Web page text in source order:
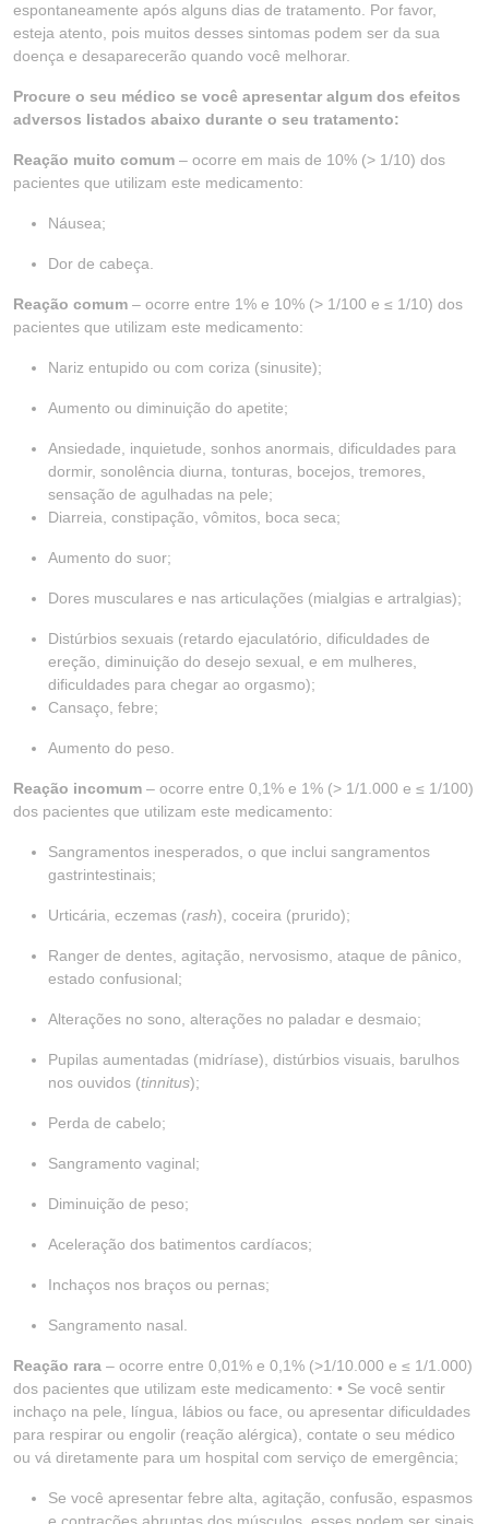
espontaneamente após alguns dias de tratamento. Por favor,
esteja atento, pois muitos desses sintomas podem ser da sua
doença e desaparecerão quando você melhorar.
Procure o seu médico se você apresentar algum dos efeitos
adversos listados abaixo durante o seu tratamento:
Reação muito comum – ocorre em mais de 10% (> 1/10) dos
pacientes que utilizam este medicamento:
Náusea;
Dor de cabeça.
Reação comum – ocorre entre 1% e 10% (> 1/100 e ≤ 1/10) dos
pacientes que utilizam este medicamento:
Nariz entupido ou com coriza (sinusite);
Aumento ou diminuição do apetite;
Ansiedade, inquietude, sonhos anormais, dificuldades para
dormir, sonolência diurna, tonturas, bocejos, tremores,
sensação de agulhadas na pele;
Diarreia, constipação, vômitos, boca seca;
Aumento do suor;
Dores musculares e nas articulações (mialgias e artralgias);
Distúrbios sexuais (retardo ejaculatório, dificuldades de
ereção, diminuição do desejo sexual, e em mulheres,
dificuldades para chegar ao orgasmo);
Cansaço, febre;
Aumento do peso.
Reação incomum – ocorre entre 0,1% e 1% (> 1/1.000 e ≤ 1/100)
dos pacientes que utilizam este medicamento:
Sangramentos inesperados, o que inclui sangramentos
gastrintestinais;
Urticária, eczemas (rash), coceira (prurido);
Ranger de dentes, agitação, nervosismo, ataque de pânico,
estado confusional;
Alterações no sono, alterações no paladar e desmaio;
Pupilas aumentadas (midríase), distúrbios visuais, barulhos
nos ouvidos (tinnitus);
Perda de cabelo;
Sangramento vaginal;
Diminuição de peso;
Aceleração dos batimentos cardíacos;
Inchaços nos braços ou pernas;
Sangramento nasal.
Reação rara – ocorre entre 0,01% e 0,1% (>1/10.000 e ≤ 1/1.000)
dos pacientes que utilizam este medicamento: • Se você sentir
inchaço na pele, língua, lábios ou face, ou apresentar dificuldades
para respirar ou engolir (reação alérgica), contate o seu médico
ou vá diretamente para um hospital com serviço de emergência;
Se você apresentar febre alta, agitação, confusão, espasmos